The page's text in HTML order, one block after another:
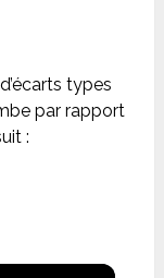
types
par rapport
: